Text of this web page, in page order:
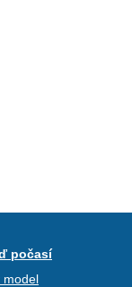
počasí
model